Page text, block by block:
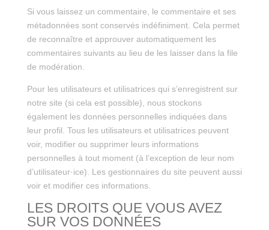
Si vous laissez un commentaire, le commentaire et ses
métadonnées sont conservés indéfiniment. Cela permet
de reconnaître et approuver automatiquement les
commentaires suivants au lieu de les laisser dans la file
de modération.
Pour les utilisateurs et utilisatrices qui s’enregistrent sur
notre site (si cela est possible), nous stockons
également les données personnelles indiquées dans
leur profil. Tous les utilisateurs et utilisatrices peuvent
voir, modifier ou supprimer leurs informations
personnelles à tout moment (à l’exception de leur nom
d’utilisateur·ice). Les gestionnaires du site peuvent aussi
voir et modifier ces informations.
LES DROITS QUE VOUS AVEZ
SUR VOS DONNÉES